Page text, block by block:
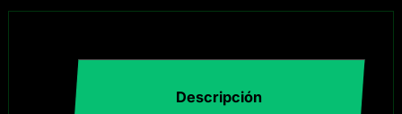
Descripción